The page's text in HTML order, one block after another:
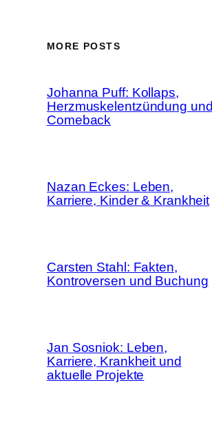
MORE POSTS
Johanna Puff: Kollaps,
Herzmuskelentzündung und
Comeback
Nazan Eckes: Leben,
Karriere, Kinder & Krankheit
Carsten Stahl: Fakten,
Kontroversen und Buchung
Jan Sosniok: Leben,
Karriere, Krankheit und
aktuelle Projekte